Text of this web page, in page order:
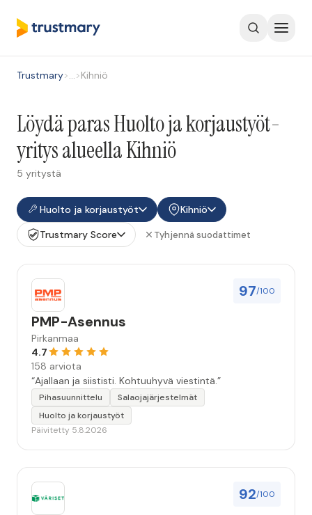
Trustmary>…>Kihniö
Löydä paras Huolto ja korjaustyöt-
yritys alueella Kihniö
5 yritystä
Huolto ja korjaustyöt
Kihniö
Trustmary Score
Tyhjennä suodattimet
97/100
PMP-Asennus
Pirkanmaa
4.7
158 arviota
“Ajallaan ja siististi. Kohtuuhyvä viestintä.”
Pihasuunnittelu
Salaojajärjestelmät
Huolto ja korjaustyöt
Päivitetty 5.8.2026
92/100